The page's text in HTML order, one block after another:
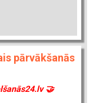
pārvākšanās
🤝